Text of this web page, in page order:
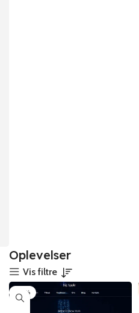
Oplevelser
Vis filtre
-36%